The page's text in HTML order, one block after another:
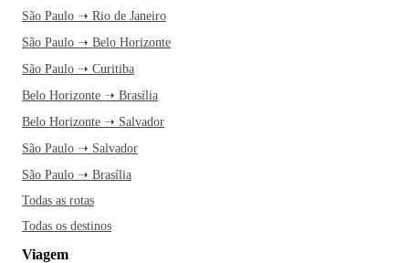
São Paulo ➝ Rio de Janeiro
São Paulo ➝ Belo Horizonte
São Paulo ➝ Curitiba
Belo Horizonte ➝ Brasília
Belo Horizonte ➝ Salvador
São Paulo ➝ Salvador
São Paulo ➝ Brasília
Todas as rotas
Todas os destinos
Viagem